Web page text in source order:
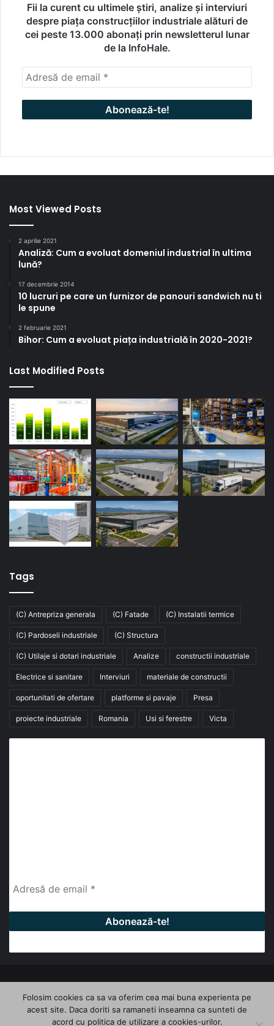
Fii la curent cu ultimele știri, analize și interviuri
despre piața construcțiilor industriale alături de
cei peste 13.000 abonați prin newsletterul lunar
de la InfoHale.
Most Viewed Posts
2 aprilie 2021
Analiză: Cum a evoluat domeniul industrial în ultima
lună?
17 decembrie 2014
10 lucruri pe care un furnizor de panouri sandwich nu ti
le spune
2 februarie 2021
Bihor: Cum a evoluat piața industrială în 2020-2021?
Last Modified Posts
Tags
(C) Antrepriza generala (C) Fatade (C) Instalatii termice
(C) Pardoseli industriale (C) Structura
(C) Utilaje si dotari industriale Analize constructii industriale
Electrice si sanitare Interviuri materiale de constructii
oportunitati de ofertare platforme si pavaje Presa
proiecte industriale Romania Usi si ferestre Victa
FacebookLinkedInYouTube
Folosim cookies ca sa va oferim cea mai buna experienta pe
acest site. Daca doriti sa ramaneti inseamna ca sunteti de
acord cu politica de utilizare a cookies-urilor.